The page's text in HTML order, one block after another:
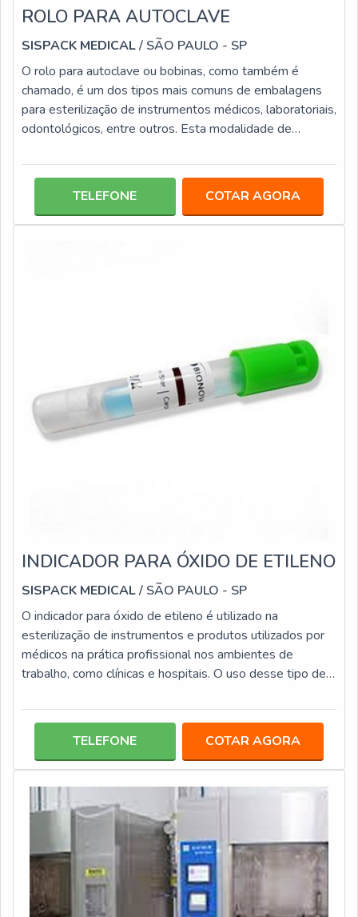
ROLO PARA AUTOCLAVE
SISPACK MEDICAL/ SÃO PAULO - SP
O rolo para autoclave ou bobinas, como também é
chamado, é um dos tipos mais comuns de embalagens
para esterilização de instrumentos médicos, laboratoriais,
odontológicos, entre outros. Esta modalidade de
quanto em ETO (óxido de etileno). Este tipo de
medidas, que permitem alocar os mais diversos
produtos, entre elas: 8 x 100 cm; 17 x 100 cm; 15 x
TELEFONE COTAR AGORA
INDICADOR PARA ÓXIDO DE ETILENO
SISPACK MEDICAL/ SÃO PAULO - SP
O indicador para óxido de etileno é utilizado na
esterilização de instrumentos e produtos utilizados por
médicos na prática profissional nos ambientes de
trabalho, como clínicas e hospitais. O uso desse tipo de
habilitados, os quais contam com um conhecimento
essencial para um serviço de qualidade. Para a
esterilização por óxido de etileno é necessário que se
faça uma limpeza rigorosa do material,
TELEFONE COTAR AGORA